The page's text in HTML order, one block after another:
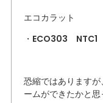
エコカラット
・ECO303 NTC1
恐縮ではあります
ームができたかと思